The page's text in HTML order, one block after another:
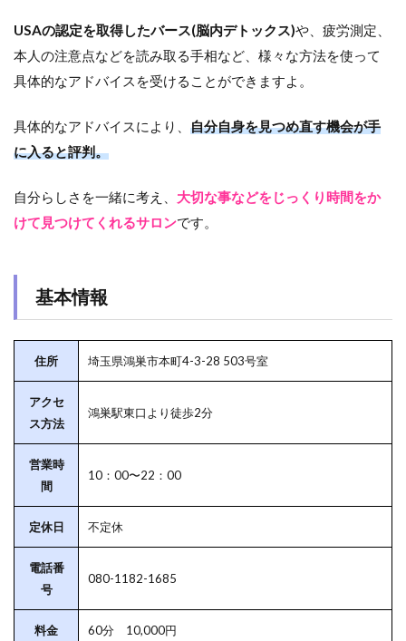
USAの認定を取得したバース(脳内デトックス)や、疲労測定、
本人の注意点などを読み取る手相など、様々な方法を使って
具体的なアドバイスを受けることができますよ。
具体的なアドバイスにより、 自分自身を見つめ直す機会が手
に入ると評判。
自分らしさを一緒に考え、 大切な事などをじっくり時間をか
けて見つけてくれるサロンです。
基本情報
住所 埼玉県鴻巣市本町4-3-28 503号室
アクセ
ス方法
鴻巣駅東口より徒歩2分
営業時
間
10：00〜22：00
定休日 不定休
電話番
号
080-1182-1685
料金 60分 10,000円